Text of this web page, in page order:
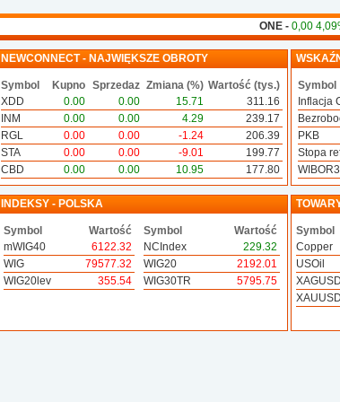
ONE - 0,00 4,09%
NEWCONNECT - NAJWIĘKSZE OBROTY
Symbol Kupno Sprzedaz Zmiana (%) Wartość (tys.)
XDD
0.00 0.00 15.71
311.16
INM
0.00 0.00 4.29
239.17
RGL
0.00 0.00 -1.24
206.39
STA
0.00 0.00 -9.01
199.77
CBD
0.00 0.00 10.95 177.80
Symbol
Inflacja
PKB
Stopa
INDEKSY - POLSKA
Symbol
Wartość
mWIG40
6122.32
WIG
79577.32
WIG20lev
355.54
Symbol
Wartość
NCIndex
229.32
WIG20
2192.01
WIG30TR
5795.75
Symbol
Copper
USOil
XAGUSD
XAUUSD